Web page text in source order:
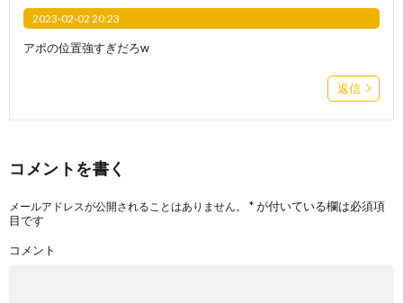
2023-02-02 20:23
アポの位置強すぎだろw
返信
コメントを書く
メールアドレスが公開されることはありません。 *が付いている欄は必須項
目です
コメント